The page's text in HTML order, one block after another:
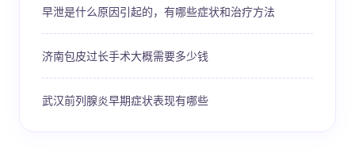
早泄是什么原因引起的，有哪些症状和治疗方法
济南包皮过长手术大概需要多少钱
武汉前列腺炎早期症状表现有哪些